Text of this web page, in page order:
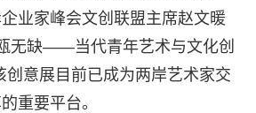
业家峰会文创联盟主席赵文暖
无缺——当代青年艺术与文化创
创意展目前已成为两岸艺术家交
重要平台。